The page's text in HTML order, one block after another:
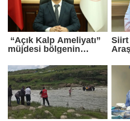
“Açık Kalp Ameliyatı”
müjdesi bölgenin
Siirt